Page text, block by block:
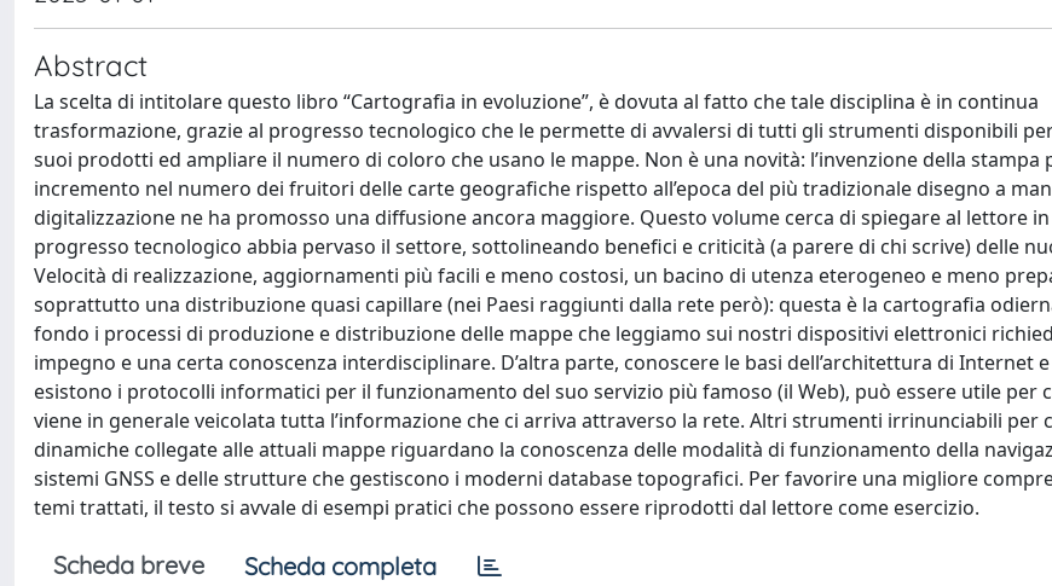
Abstract
La scelta di intitolare questo libro “Cartografia in evoluzione”, è dovuta al fatto che tale disciplina è in continua
trasformazione, grazie al progresso tecnologico che le permette di avvalersi di tutti gli strumenti disponibili
suoi prodotti ed ampliare il numero di coloro che usano le mappe. Non è una novità: l’invenzione della stampa
incremento nel numero dei fruitori delle carte geografiche rispetto all’epoca del più tradizionale disegno a
digitalizzazione ne ha promosso una diffusione ancora maggiore. Questo volume cerca di spiegare al lettore
progresso tecnologico abbia pervaso il settore, sottolineando benefici e criticità (a parere di chi scrive) delle
Velocità di realizzazione, aggiornamenti più facili e meno costosi, un bacino di utenza eterogeneo e meno
soprattutto una distribuzione quasi capillare (nei Paesi raggiunti dalla rete però): questa è la cartografia
fondo i processi di produzione e distribuzione delle mappe che leggiamo sui nostri dispositivi elettronici
impegno e una certa conoscenza interdisciplinare. D’altra parte, conoscere le basi dell’architettura di Internet
esistono i protocolli informatici per il funzionamento del suo servizio più famoso (il Web), può essere utile per
viene in generale veicolata tutta l’informazione che ci arriva attraverso la rete. Altri strumenti irrinunciabili per
dinamiche collegate alle attuali mappe riguardano la conoscenza delle modalità di funzionamento della
sistemi GNSS e delle strutture che gestiscono i moderni database topografici. Per favorire una migliore
temi trattati, il testo si avvale di esempi pratici che possono essere riprodotti dal lettore come esercizio.
Scheda breve Scheda completa